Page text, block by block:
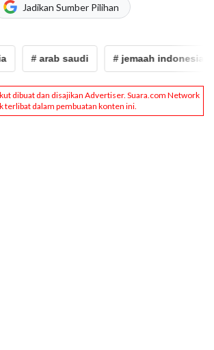
Jadikan Sumber Pilihan
# arab saudi # jemaah indonesia